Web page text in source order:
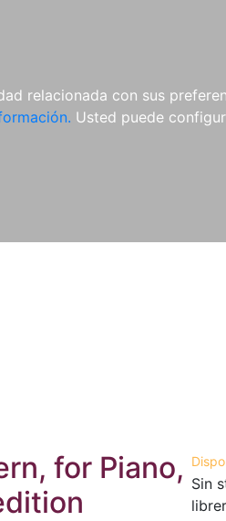
relacionada con sus
Usted puede
MATERIAL
COMPLEMENTARIO
for Piano, Sin